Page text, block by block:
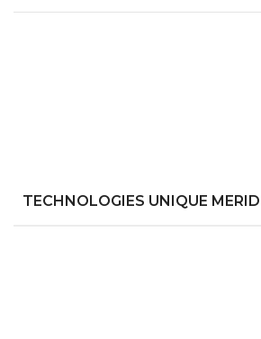
TECHNOLOGIES UNIQUE